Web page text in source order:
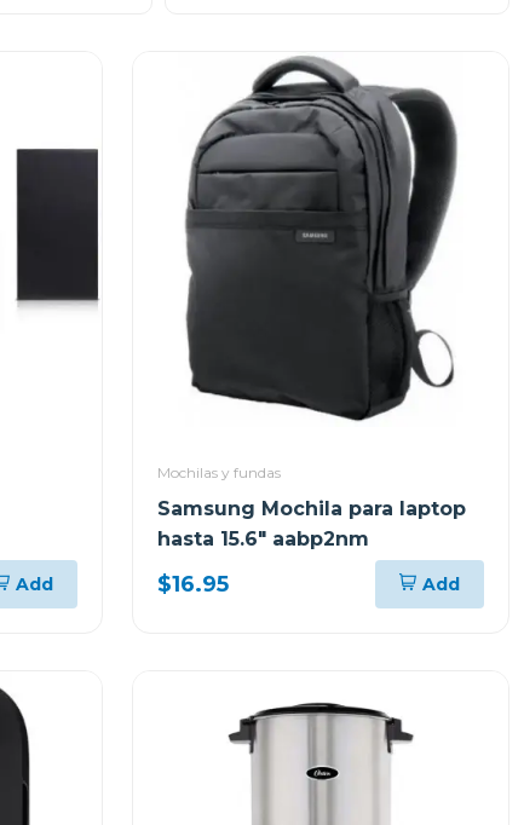
Add
Mochilas y fundas
Samsung Mochila para laptop
hasta 15.6" aabp2nm
$16.95 Add